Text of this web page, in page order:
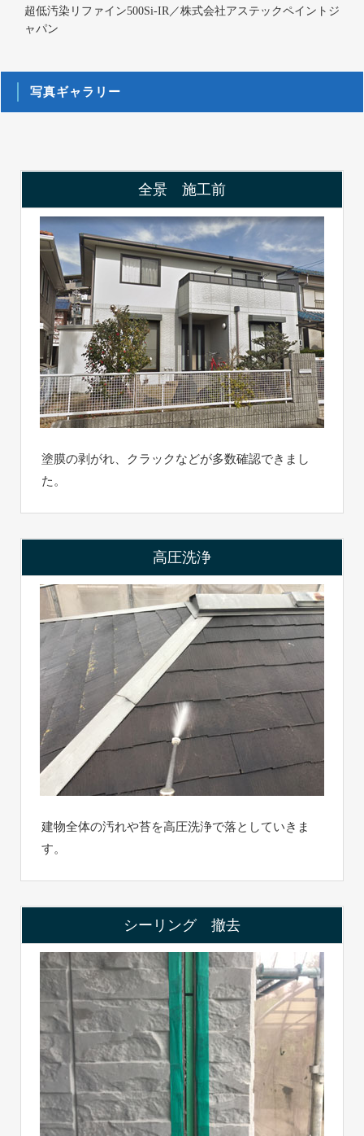
超低汚染リファイン500Si-IR／株式会社アステックペイントジ
ャパン
写真ギャラリー
全景 施工前
塗膜の剥がれ、クラックなどが多数確認できまし
た。
高圧洗浄
建物全体の汚れや苔を高圧洗浄で落としていきま
す。
シーリング 撤去